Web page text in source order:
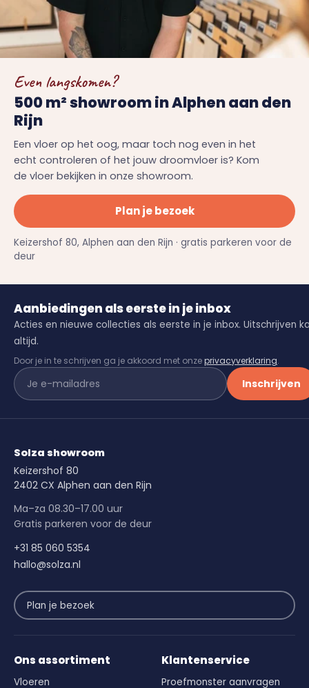
Even langskomen?
500 m² showroom in Alphen aan den
Rijn
Een vloer op het oog, maar toch nog even in het
echt controleren of het jouw droomvloer is? Kom
de vloer bekijken in onze showroom.
Plan je bezoek
Keizershof 80, Alphen aan den Rijn · gratis parkeren voor de
deur
Aanbiedingen als eerste in je inbox
Acties en nieuwe collecties als eerste in je inbox. Uitschrijven
altijd.
Door je in te schrijven ga je akkoord met onzeprivacyverklaring.
Inschrijven
Solza showroom
Keizershof 80
2402 CX Alphen aan den Rijn
Ma–za 08.30–17.00 uur
Gratis parkeren voor de deur
+31 85 060 5354
hallo@solza.nl
Plan je bezoek
Ons assortiment
Vloeren
Klantenservice
Proefmonster aanvragen